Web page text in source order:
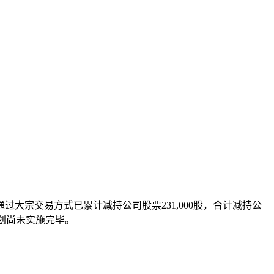
大宗交易方式已累计减持公司股票231,000股，合计减持公
尚未实施完毕。